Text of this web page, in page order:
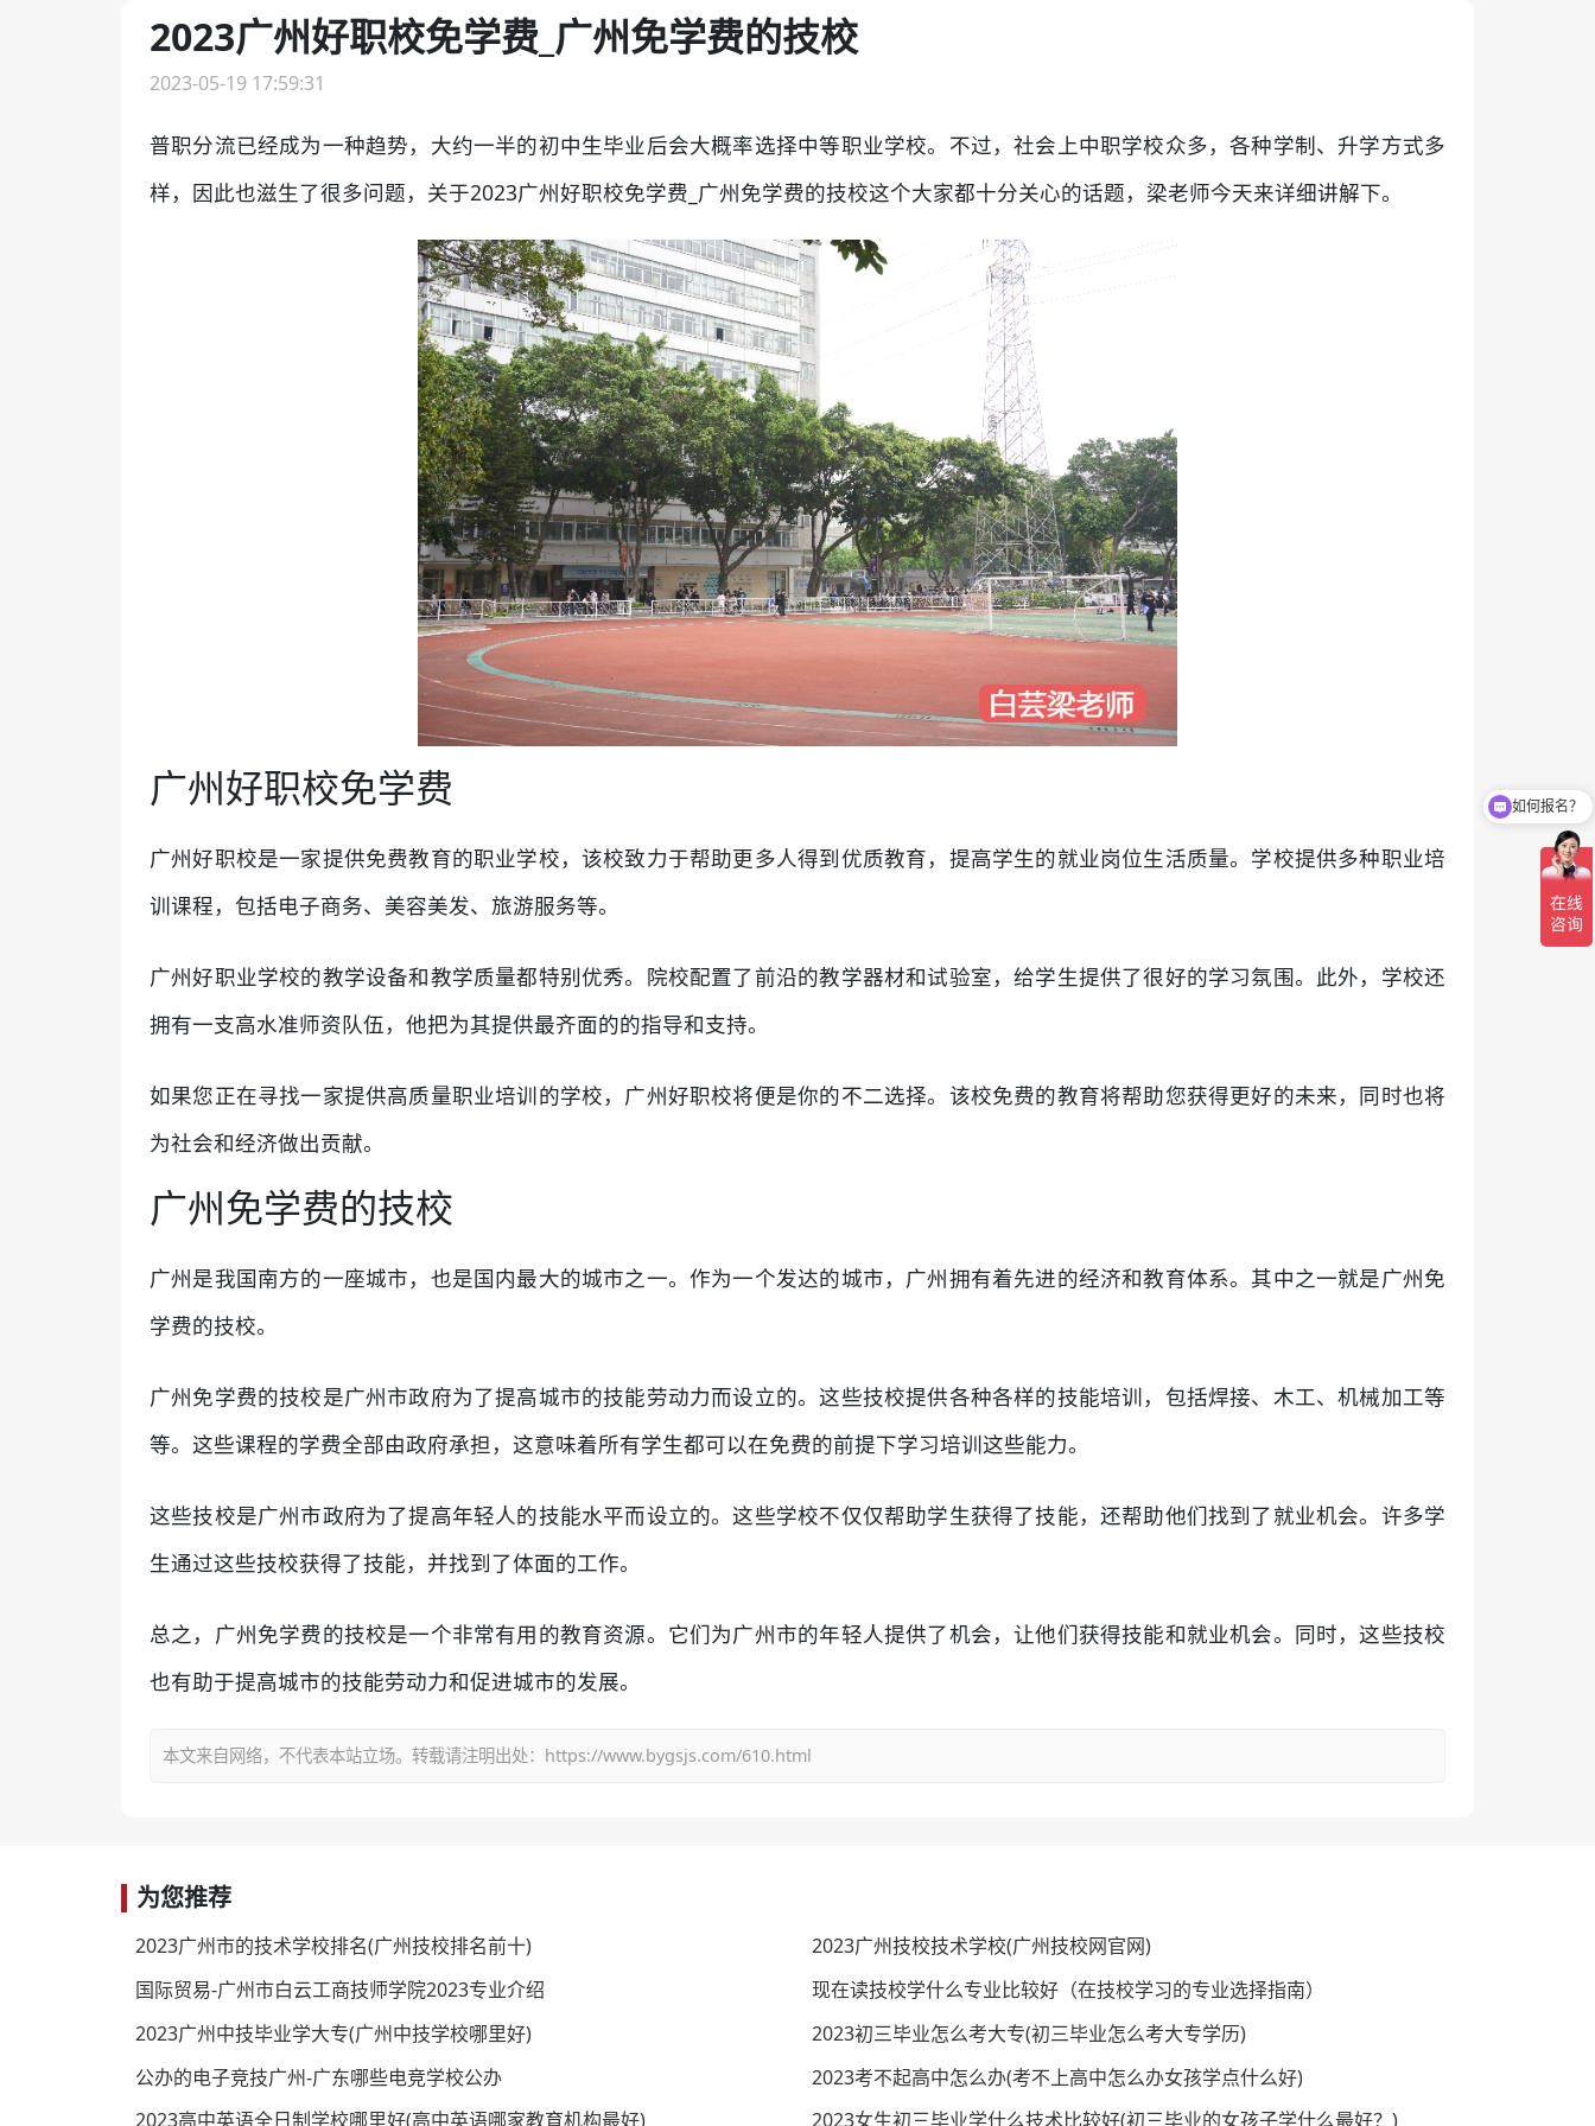
2023广州好职校免学费_广州免学费的技校
2023-05-19 17:59:31
普职分流已经成为一种趋势，大约一半的初中生毕业后会大概率选择中等职业学校。不过，社会上中职学校众多，各种学制、升学方式多
样，因此也滋生了很多问题，关于2023广州好职校免学费_广州免学费的技校这个大家都十分关心的话题，梁老师今天来详细讲解下。
广州好职校免学费
广州好职校是一家提供免费教育的职业学校，该校致力于帮助更多人得到优质教育，提高学生的就业岗位生活质量。学校提供多种职业培
训课程，包括电子商务、美容美发、旅游服务等。
广州好职业学校的教学设备和教学质量都特别优秀。院校配置了前沿的教学器材和试验室，给学生提供了很好的学习氛围。此外，学校还
拥有一支高水准师资队伍，他把为其提供最齐面的的指导和支持。
如果您正在寻找一家提供高质量职业培训的学校，广州好职校将便是你的不二选择。该校免费的教育将帮助您获得更好的未来，同时也将
为社会和经济做出贡献。
广州免学费的技校
广州是我国南方的一座城市，也是国内最大的城市之一。作为一个发达的城市，广州拥有着先进的经济和教育体系。其中之一就是广州免
学费的技校。
广州免学费的技校是广州市政府为了提高城市的技能劳动力而设立的。这些技校提供各种各样的技能培训，包括焊接、木工、机械加工等
等。这些课程的学费全部由政府承担，这意味着所有学生都可以在免费的前提下学习培训这些能力。
这些技校是广州市政府为了提高年轻人的技能水平而设立的。这些学校不仅仅帮助学生获得了技能，还帮助他们找到了就业机会。许多学
生通过这些技校获得了技能，并找到了体面的工作。
总之，广州免学费的技校是一个非常有用的教育资源。它们为广州市的年轻人提供了机会，让他们获得技能和就业机会。同时，这些技校
也有助于提高城市的技能劳动力和促进城市的发展。
本文来自网络，不代表本站立场。转载请注明出处：https://www.bygsjs.com/610.html
为您推荐
2023广州市的技术学校排名(广州技校排名前十)
2023广州技校技术学校(广州技校网官网)
国际贸易-广州市白云工商技师学院2023专业介绍
现在读技校学什么专业比较好（在技校学习的专业选择指南）
2023广州中技毕业学大专(广州中技学校哪里好)
2023初三毕业怎么考大专(初三毕业怎么考大专学历)
公办的电子竞技广州-广东哪些电竞学校公办
2023考不起高中怎么办(考不上高中怎么办女孩学点什么好)
2023高中英语全日制学校哪里好(高中英语哪家教育机构最好)
2023女生初三毕业学什么技术比较好(初三毕业的女孩子学什么最好？)
有哪些专业？